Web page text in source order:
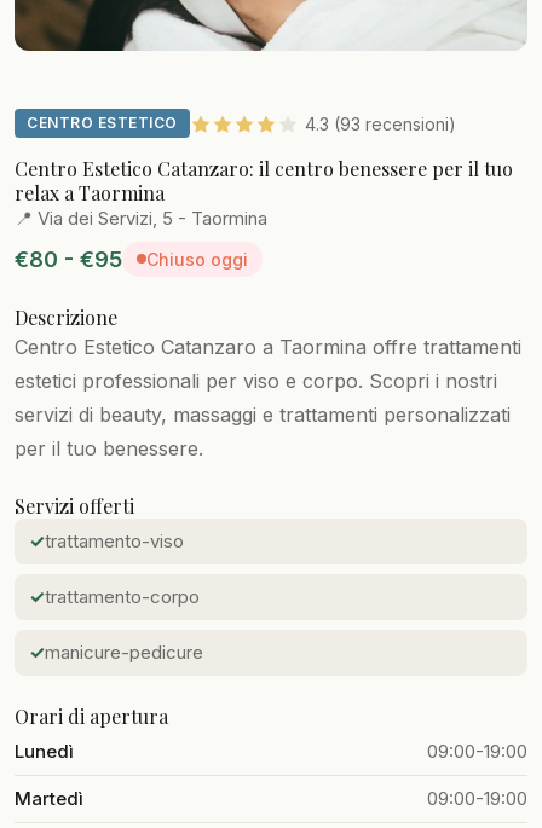
CENTRO ESTETICO 4.3 (93 recensioni)
Centro Estetico Catanzaro: il centro benessere per il tuo
relax a Taormina
📍 Via dei Servizi, 5 - Taormina
€80 - €95 Chiuso oggi
Descrizione
Centro Estetico Catanzaro a Taormina offre trattamenti
estetici professionali per viso e corpo. Scopri i nostri
servizi di beauty, massaggi e trattamenti personalizzati
per il tuo benessere.
Servizi offerti
trattamento-viso
trattamento-corpo
manicure-pedicure
Orari di apertura
Lunedì 09:00-19:00
Martedì 09:00-19:00